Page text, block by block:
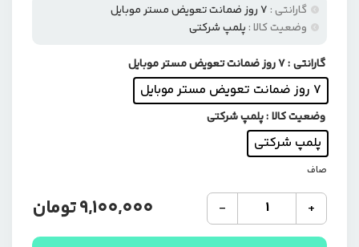
گارانتی : ۷ روز ضمانت تعویض مستر موبایل
وضعیت کالا : پلمپ شرکتی
گارانتی: ۷ روز ضمانت تعویض مستر موبایل
۷ روز ضمانت تعویض مستر موبایل
وضعیت کالا: پلمپ شرکتی
پلمپ شرکتی
صاف
+
پاوربانک
22.5
وات
-
9,100,000تومان